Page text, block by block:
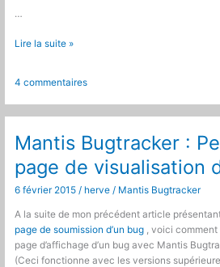
…
Mantis
Télécharger
plusieurs
pièces
jointes
à
la
fois
Lire la suite »
4 commentaires
Mantis Bugtracker :
page de visualisation
6 février 2015/ herve/ Mantis Bugtracker
A la suite de mon précédent article
page de soumission d’un bug , voici
page d’affichage d’un bug avec Mantis
(Ceci fonctionne avec les versions